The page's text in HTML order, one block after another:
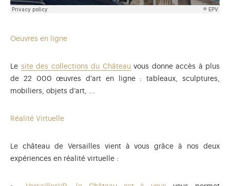
Oeuvres en ligne
Le site des collections du Château vous donne accès à plus
de 22 000 œuvres d'art en ligne : tableaux, sculptures,
mobiliers, objets d’art, ...
Réalité Virtuelle
Le château de Versailles vient à vous grâce à nos deux
expériences en réalité virtuelle :